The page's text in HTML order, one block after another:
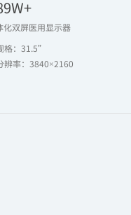
化双屏医用显示器
格：31.5”
辨率：3840×2160